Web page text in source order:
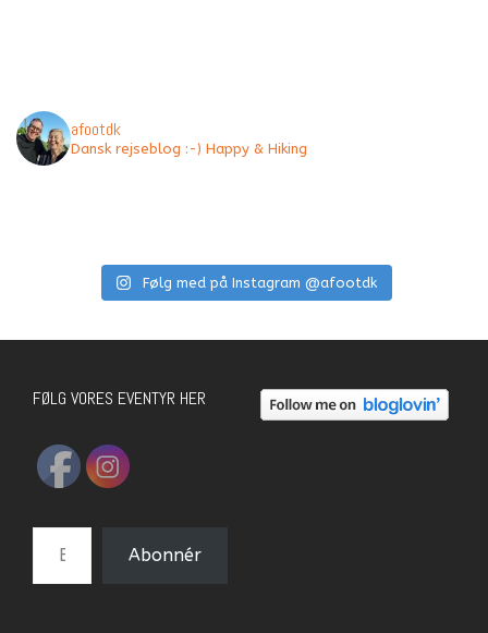
afootdk
Dansk rejseblog :-) Happy & Hiking
Følg med på Instagram @afootdk
FØLG VORES EVENTYR HER
E-mail-adresse
Abonnér